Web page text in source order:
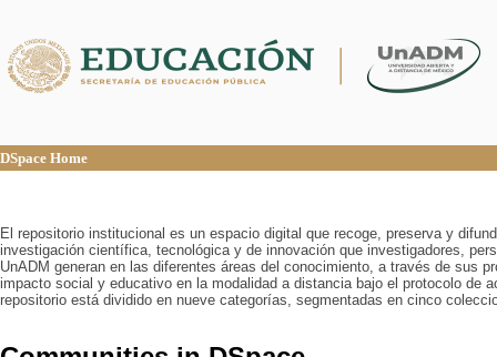
DSpace Home
El repositorio institucional es un espacio digital que recoge, preserva y
investigación científica, tecnológica y de innovación que investigadores,
UnADM generan en las diferentes áreas del conocimiento, a través de sus
impacto social y educativo en la modalidad a distancia bajo el protocolo de
repositorio está dividido en nueve categorías, segmentadas en cinco